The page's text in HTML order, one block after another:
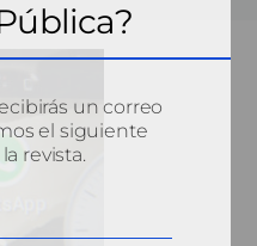
un correo
el siguiente
revista.